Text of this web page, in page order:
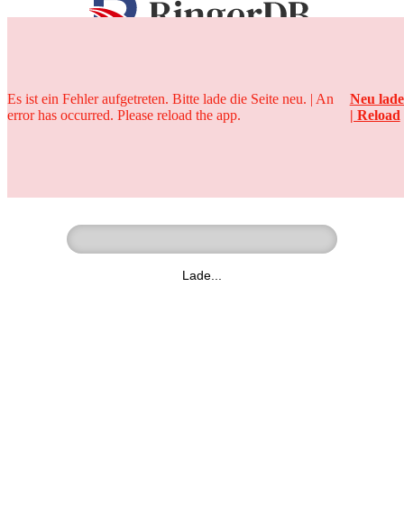
25 Jahre
Lade...
Es ist ein Fehler aufgetreten. Bitte lade die Seite neu. | An
error has occurred. Please reload the app.
Neu
| Reload